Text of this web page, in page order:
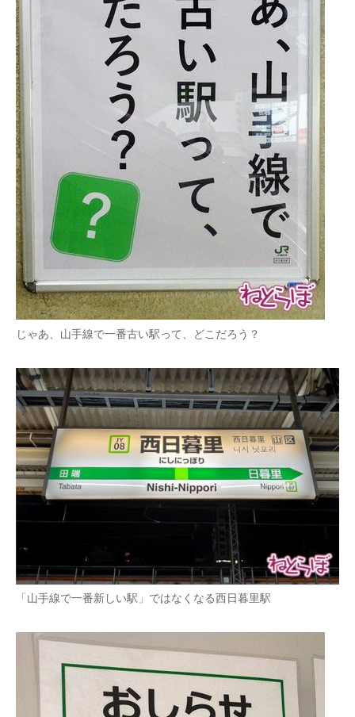
じゃあ、山手線で一番古い駅って、どこだろう？
「山手線で一番新しい駅」ではなくなる西日暮里駅